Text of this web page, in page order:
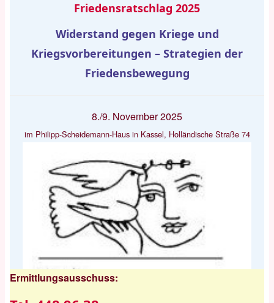
Friedensratschlag 2025
Widerstand gegen Kriege und
Kriegsvorbereitungen – Strategien der
Friedensbewegung
8./9. November 2025
im Philipp-Scheidemann-Haus in Kassel, Holländische Straße 74
Ermittlungsausschuss: